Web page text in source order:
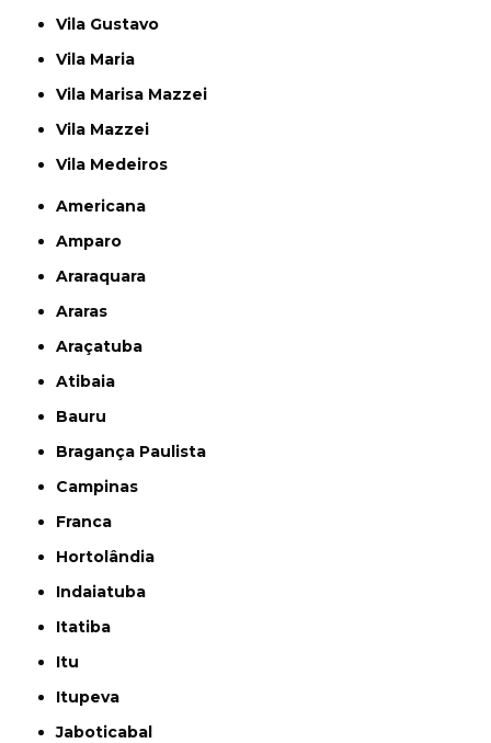
Vila Gustavo
Vila Maria
Vila Marisa Mazzei
Vila Mazzei
Vila Medeiros
Americana
Amparo
Araraquara
Araras
Araçatuba
Atibaia
Bauru
Bragança Paulista
Campinas
Franca
Hortolândia
Indaiatuba
Itatiba
Itu
Itupeva
Jaboticabal